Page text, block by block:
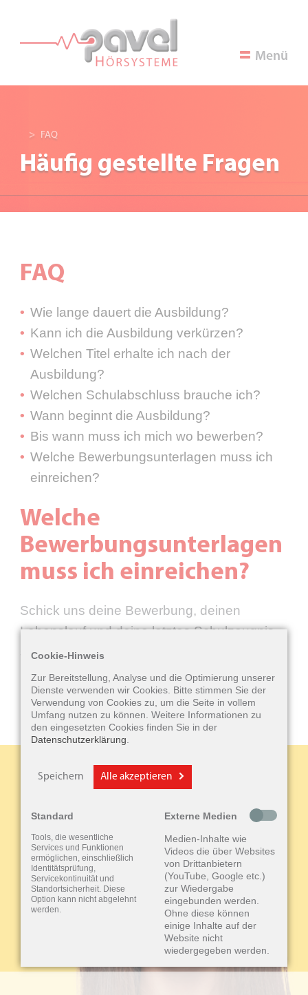
Menü
FAQ
Häufig gestellte Fragen
FAQ
Wie lange dauert die Ausbildung?
Kann ich die Ausbildung verkürzen?
Welchen Titel erhalte ich nach der
Ausbildung?
Welchen Schulabschluss brauche ich?
Wann beginnt die Ausbildung?
Bis wann muss ich mich wo bewerben?
Welche Bewerbungsunterlagen muss ich
einreichen?
Welche
Bewerbungsunterlagen
muss ich einreichen?
Schick uns deine Bewerbung, deinen
Lebenslauf und deine letztes Schulzeugnis,
sowie evt. vorhandene Arbeitszeugnisse.
Mehr Infos findest du
hier
Cookie-Hinweis
Zur Bereitstellung, Analyse und die Optimierung unserer
Dienste verwenden wir Cookies. Bitte stimmen Sie der
Verwendung von Cookies zu, um die Seite in vollem
Umfang nutzen zu können. Weitere Informationen zu
den eingesetzten Cookies finden Sie in der
Datenschutzerklärung
Speichern Alle akzeptieren
Standard
Tools, die wesentliche
Services und Funktionen
ermöglichen, einschließlich
Identitätsprüfung,
Servicekontinuität und
Standortsicherheit. Diese
Option kann nicht abgelehnt
werden.
Externe Medien
Medien-Inhalte wie
Videos die über Websites
von Drittanbietern
(YouTube, Google etc.)
zur Wiedergabe
eingebunden werden.
Ohne diese können
einige Inhalte auf der
Website nicht
wiedergegeben werden.